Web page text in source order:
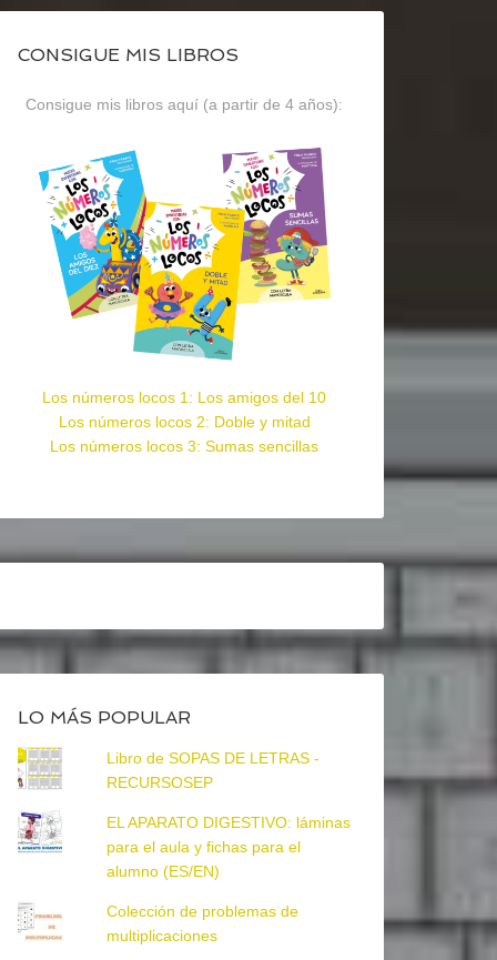
CONSIGUE MIS LIBROS
Consigue mis libros aquí (a partir de 4 años):
Los números locos 1: Los amigos del 10
Los números locos 2: Doble y mitad
Los números locos 3: Sumas sencillas
LO MÁS POPULAR
Libro de SOPAS DE LETRAS -
RECURSOSEP
EL APARATO DIGESTIVO: láminas
para el aula y fichas para el
alumno (ES/EN)
Colección de problemas de
multiplicaciones